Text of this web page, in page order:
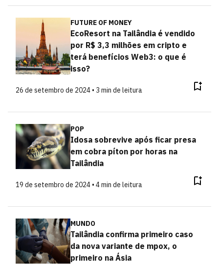
FUTURE OF MONEY
EcoResort na Tailândia é vendido
por R$ 3,3 milhões em cripto e
terá benefícios Web3: o que é
isso?
26 de setembro de 2024 • 3 min de leitura
POP
Idosa sobrevive após ficar presa
em cobra píton por horas na
Tailândia
19 de setembro de 2024 • 4 min de leitura
MUNDO
Tailândia confirma primeiro caso
da nova variante de mpox, o
primeiro na Ásia